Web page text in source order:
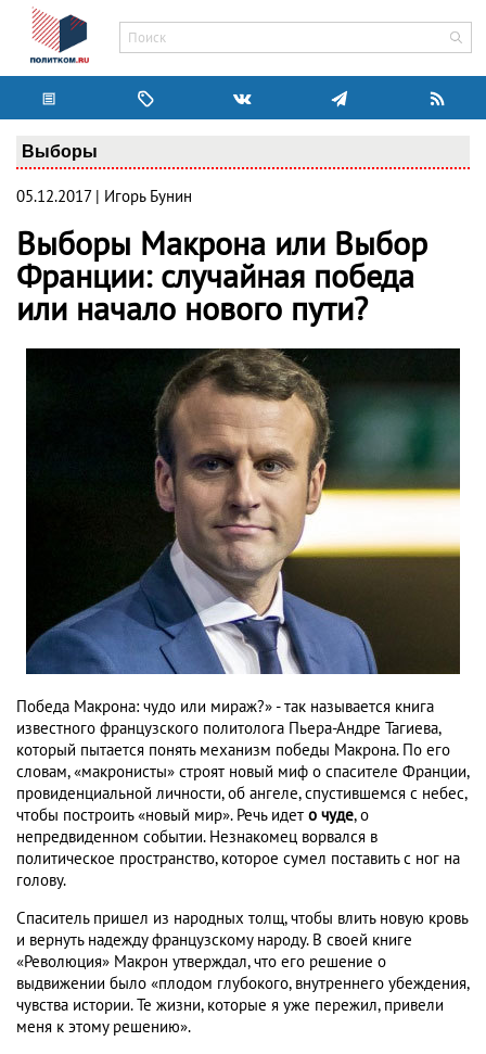
Выборы
05.12.2017 | Игорь Бунин
Выборы Макрона или Выбор
Франции: случайная победа
или начало нового пути?
Победа Макрона: чудо или мираж?» - так называется книга
известного французского политолога Пьера-Андре Тагиева,
который пытается понять механизм победы Макрона. По его
словам, «макронисты» строят новый миф о спасителе Франции,
провиденциальной личности, об ангеле, спустившемся с небес,
чтобы построить «новый мир». Речь идет о чуде, о
непредвиденном событии. Незнакомец ворвался в
политическое пространство, которое сумел поставить с ног на
голову.
Спаситель пришел из народных толщ, чтобы влить новую кровь
и вернуть надежду французскому народу. В своей книге
«Революция» Макрон утверждал, что его решение о
выдвижении было «плодом глубокого, внутреннего убеждения,
чувства истории. Те жизни, которые я уже пережил, привели
меня к этому решению».